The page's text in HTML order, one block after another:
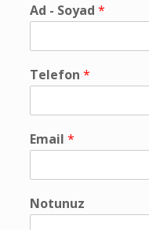
Ad - Soyad *
Telefon *
Email *
Notunuz